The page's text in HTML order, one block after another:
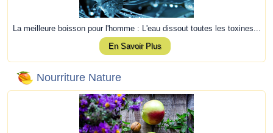
La meilleure boisson pour l'homme : L'eau dissout toutes les toxines...
En Savoir Plus
Nourriture Nature